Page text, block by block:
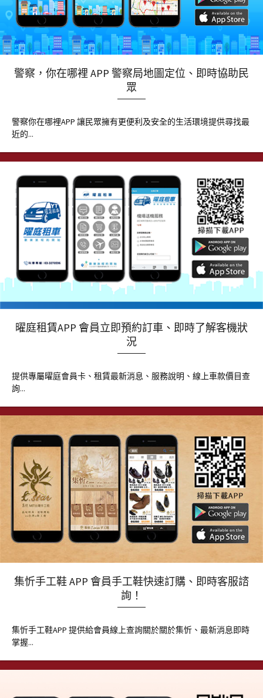
警察，你在哪裡 APP 警察局地圖定位、即時協助民
眾
警察你在哪裡APP 讓民眾擁有更便利及安全的生活環境提供尋找最
近的...
曜庭租賃APP 會員立即預約訂車、即時了解客機狀
況
提供專屬曜庭會員卡、租賃最新消息、服務說明、線上車款價目查
詢...
集忻手工鞋 APP 會員手工鞋快速訂購、即時客服諮
詢！
集忻手工鞋APP 提供給會員線上查詢關於關於集忻、最新消息即時
掌握...